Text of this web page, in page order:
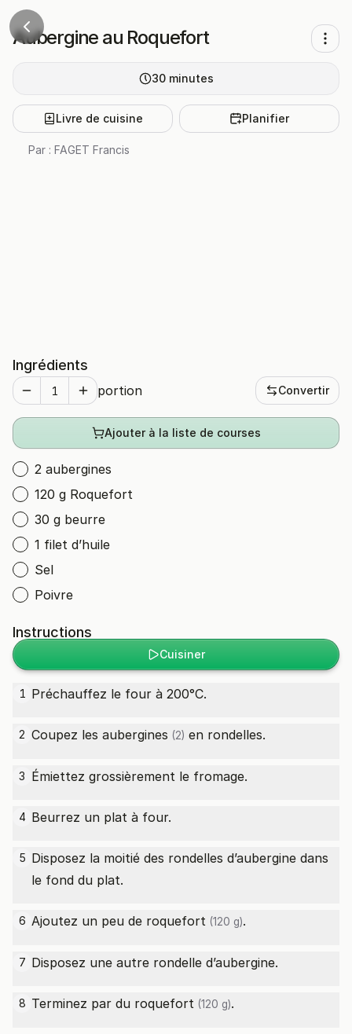
Aubergine au Roquefort
30 minutes
Livre de cuisine Planifier
Par : FAGET Francis
Ingrédients
portion Convertir
Ajouter à la liste de courses
2 aubergines
120 g Roquefort
30 g beurre
1 filet d’huile
Sel
Poivre
Instructions
Cuisiner
1 Préchauffez le four à 200°C.
2 Coupez les aubergines (2) en rondelles.
3 Émiettez grossièrement le fromage.
4 Beurrez un plat à four.
5 Disposez la moitié des rondelles d’aubergine dans
le fond du plat.
6 Ajoutez un peu de roquefort (120 g).
7 Disposez une autre rondelle d’aubergine.
8 Terminez par du roquefort (120 g).